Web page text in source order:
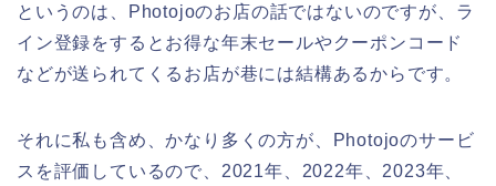
というのは、Photojoのお店の話ではないのですが、ラ
イン登録をするとお得な年末セールやクーポンコード
などが送られてくるお店が巷には結構あるからです。
それに私も含め、かなり多くの方が、Photojoのサービ
スを評価しているので、2021年、2022年、2023年、